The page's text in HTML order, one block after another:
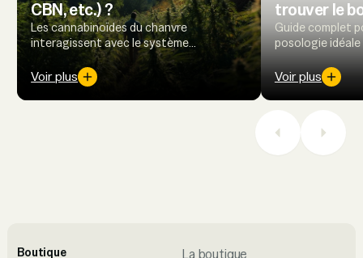
CBN, etc.) ?
Les cannabinoïdes du chanvre
interagissent avec le système
endocannabinoïde pour réguler l’équilibre
du corps, offrant des perspectives
prometteuses en santé et bien-être.
Voir plus
trouver le
Guide complet
posologie
comprendre les
effets selon
Voir plus
Boutique
La boutique